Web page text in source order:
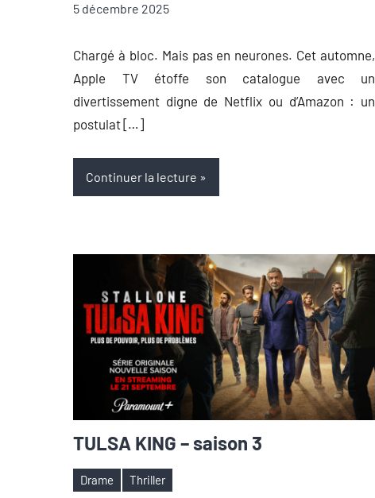
5 décembre 2025
Nicolas
Aucun
Chargé à bloc. Mais pas en neurones. Cet automne,
Apple TV étoffe son catalogue avec un
divertissement digne de Netflix ou d’Amazon : un
postulat […]
Continuer la lecture
TULSA KING – saison 3
Étiquettes
Drame Thriller